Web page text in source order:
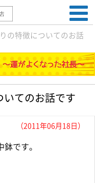
の特徴についてのお話
いてのお話です
（2011年06月18日）
です。